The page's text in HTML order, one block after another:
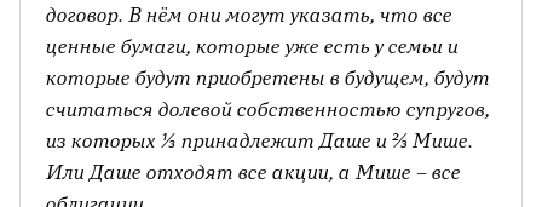
договор. В нём они могут указать, что все
ценные бумаги, которые уже есть у семьи и
которые будут приобретены в будущем, будут
считаться долевой собственностью супругов,
из которых ⅓ принадлежит Даше и ⅔ Мише.
Или Даше отходят все акции, а Мише – все